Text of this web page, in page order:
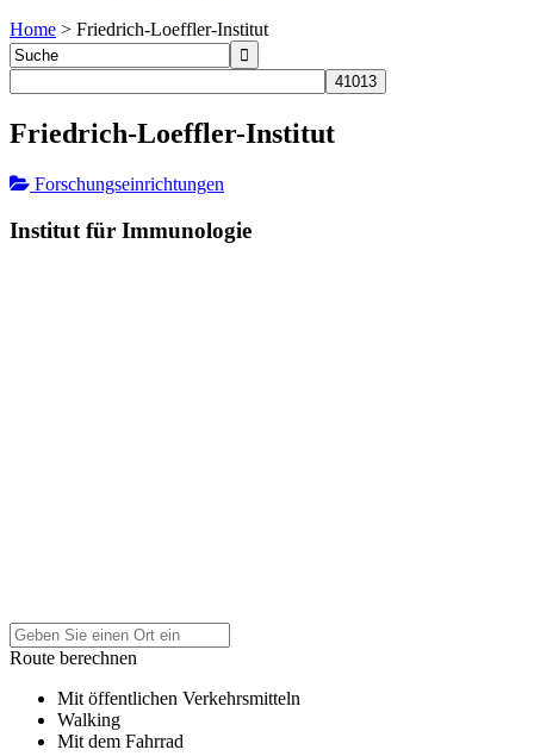
Home > Friedrich-Loeffler-Institut
Friedrich-Loeffler-Institut
Forschungseinrichtungen
Institut für Immunologie
Route berechnen
Mit öffentlichen Verkehrsmitteln
Walking
Mit dem Fahrrad